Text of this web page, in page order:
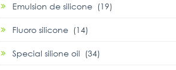
Emulsion de silicone (19)
Fluoro silicone (14)
Special silione oil (34)